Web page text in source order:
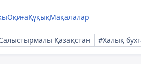
ОқиғаҚұқықМақалалар
Қазақстан #Халық